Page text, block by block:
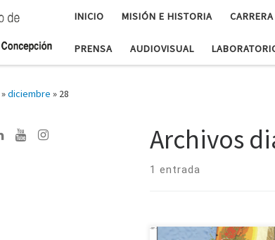
INICIO MISIÓN E HISTORIA CARRERA
PRENSA AUDIOVISUAL
»diciembre » 28
Archivos
1 entrada